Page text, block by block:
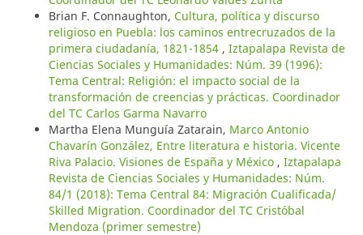
Brian F. Connaughton, Cultura, política y discurso
religioso en Puebla: los caminos entrecruzados de la
primera ciudadanía, 1821-1854 , Iztapalapa Revista de
Ciencias Sociales y Humanidades: Núm. 39 (1996):
Tema Central: Religión: el impacto social de la
transformación de creencias y prácticas. Coordinador
del TC Carlos Garma Navarro
Martha Elena Munguía Zatarain, Marco Antonio
Chavarín González, Entre literatura e historia. Vicente
Riva Palacio. Visiones de España y México , Iztapalapa
Revista de Ciencias Sociales y Humanidades: Núm.
84/1 (2018): Tema Central 84: Migración Cualificada/
Skilled Migration. Coordinador del TC Cristóbal
Mendoza (primer semestre)